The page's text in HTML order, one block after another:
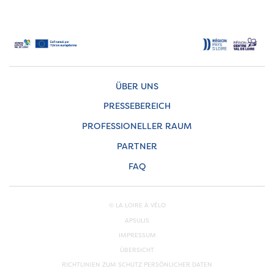
ÜBER UNS
PRESSEBEREICH
PROFESSIONELLER RAUM
PARTNER
FAQ
© LA LOIRE À VÉLO
APSULIS
IMPRESSUM
ÜBERSICHT
RICHTLINIEN ZUM SCHUTZ PERSÖNLICHER DATEN